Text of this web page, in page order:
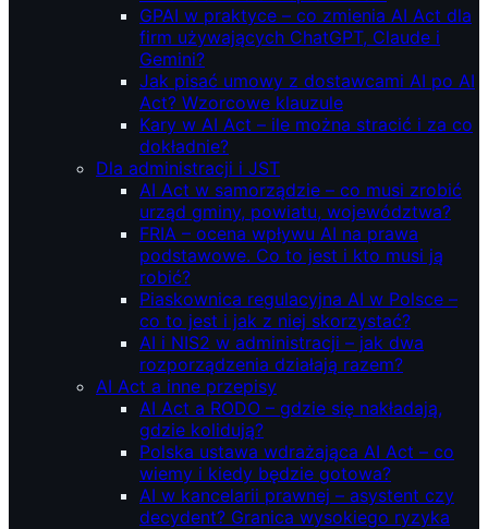
GPAI w praktyce – co zmienia AI Act dla
firm używających ChatGPT, Claude i
Gemini?
Jak pisać umowy z dostawcami AI po AI
Act? Wzorcowe klauzule
Kary w AI Act – ile można stracić i za co
dokładnie?
Dla administracji i JST
AI Act w samorządzie – co musi zrobić
urząd gminy, powiatu, województwa?
FRIA – ocena wpływu AI na prawa
podstawowe. Co to jest i kto musi ją
robić?
Piaskownica regulacyjna AI w Polsce –
co to jest i jak z niej skorzystać?
AI i NIS2 w administracji – jak dwa
rozporządzenia działają razem?
AI Act a inne przepisy
AI Act a RODO – gdzie się nakładają,
gdzie kolidują?
Polska ustawa wdrażająca AI Act – co
wiemy i kiedy będzie gotowa?
AI w kancelarii prawnej – asystent czy
decydent? Granica wysokiego ryzyka